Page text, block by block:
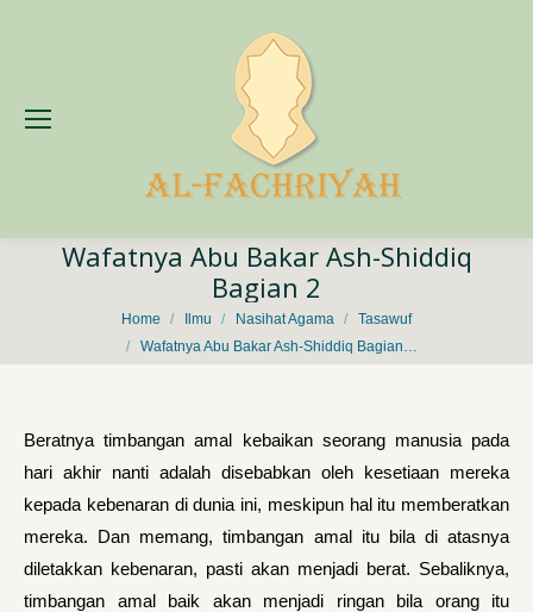
Wafatnya Abu Bakar Ash-Shiddiq
Bagian 2
You are here:Home Ilmu Nasihat Agama
Tasawuf
Wafatnya Abu Bakar Ash-Shiddiq Bagian…
Beratnya timbangan amal kebaikan seorang manusia pada
hari akhir nanti adalah disebabkan oleh kesetiaan mereka
kepada kebenaran di dunia ini, meskipun hal itu memberatkan
mereka. Dan memang, timbangan amal itu bila di atasnya
diletakkan kebenaran, pasti akan menjadi berat. Sebaliknya,
timbangan amal baik akan menjadi ringan bila orang itu